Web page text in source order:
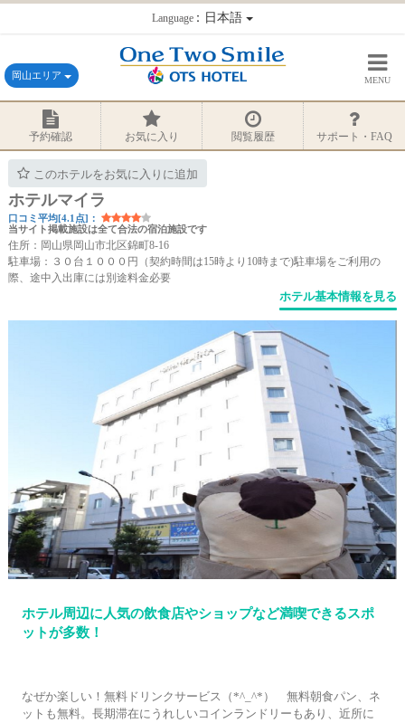
Language：日本語
岡山エリア MENU
予約確認 お気に入り 閲覧履歴 サポート・FAQ
このホテルをお気に入りに追加
ホテルマイラ
口コミ平均[4.1点]：
当サイト掲載施設は全て合法の宿泊施設です
住所：岡山県岡山市北区錦町8-16
駐車場：３０台１０００円（契約時間は15時より10時まで)駐車場をご利用の
際、途中入出庫には別途料金必要
ホテル基本情報を見る
ホテル周辺に人気の飲食店やショップなど満喫できるスポ
ットが多数！
なぜか楽しい！無料ドリンクサービス（*^_^*） 無料朝食パン、ネ
ットも無料。長期滞在にうれしいコインランドリーもあり、近所に